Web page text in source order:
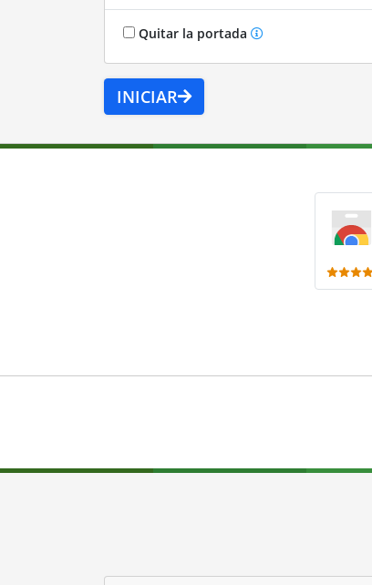
Quitar la portada
INICIAR